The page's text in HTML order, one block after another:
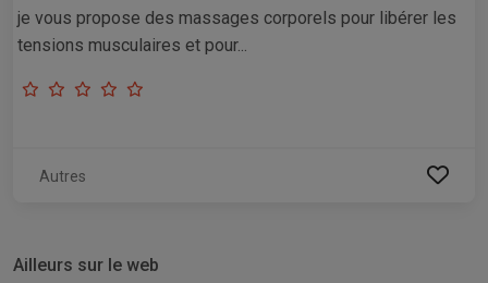
je vous propose des massages corporels pour libérer les
tensions musculaires et pour...
Autres
Ailleurs sur le web